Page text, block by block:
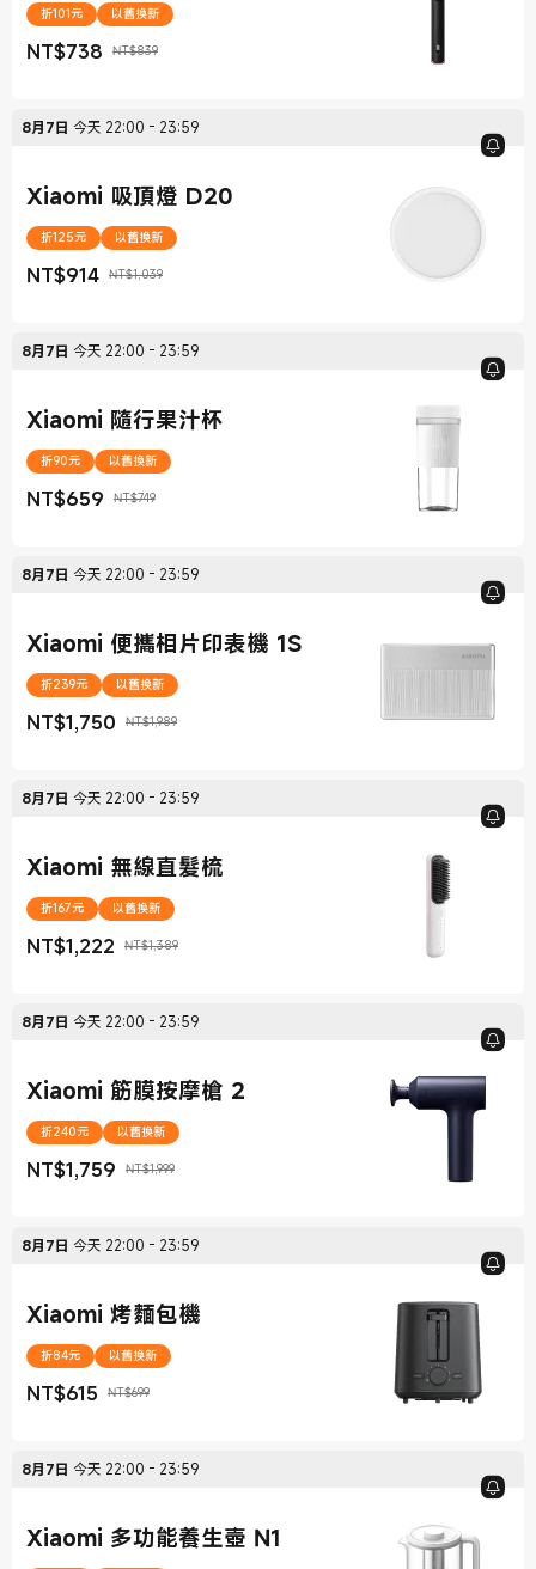
折101元 以舊換新
NT$738
現價 NT$738 NT$839
銷售價格 NT$839
8月7日 今天 22:00 - 23:59
Xiaomi 吸頂燈 D20
折125元 以舊換新
NT$914
現價 NT$914 NT$1,039
銷售價格 NT$1,039
8月7日 今天 22:00 - 23:59
Xiaomi 隨行果汁杯
折90元 以舊換新
NT$659
現價 NT$659 NT$749
銷售價格 NT$749
8月7日 今天 22:00 - 23:59
Xiaomi 便攜相片印表機 1S
折239元 以舊換新
NT$1,750
現價 NT$1,750 NT$1,989
銷售價格 NT$1,989
8月7日 今天 22:00 - 23:59
Xiaomi 無線直髮梳
折167元 以舊換新
NT$1,222
現價 NT$1,222 NT$1,389
銷售價格 NT$1,389
8月7日 今天 22:00 - 23:59
Xiaomi 筋膜按摩槍 2
折240元 以舊換新
NT$1,759
現價 NT$1,759 NT$1,999
銷售價格 NT$1,999
8月7日 今天 22:00 - 23:59
Xiaomi 烤麵包機
折84元 以舊換新
NT$615
現價 NT$615 NT$699
銷售價格 NT$699
8月7日 今天 22:00 - 23:59
Xiaomi 多功能養生壺 N1